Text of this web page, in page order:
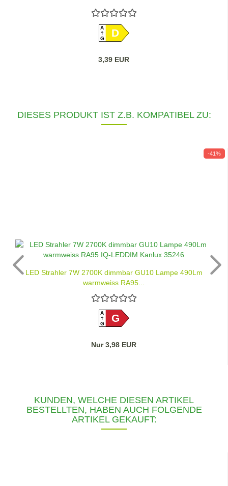
A
GD
3,39 EUR
DIESES PRODUKT IST Z.B. KOMPATIBEL ZU:
-41%
LED Strahler 7W 2700K dimmbar GU10 Lampe 490Lm
warmweiss RA95...
A
GG
Nur 3,98 EUR
KUNDEN, WELCHE DIESEN ARTIKEL
BESTELLTEN, HABEN AUCH FOLGENDE
ARTIKEL GEKAUFT: